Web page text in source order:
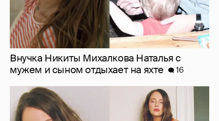
"Лолита". Аглая Тарасова снялась в мини-